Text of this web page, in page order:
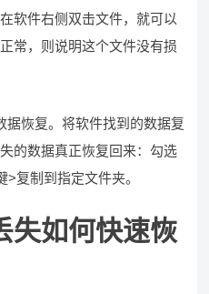
软件右侧双击文件，就可以
常，则说明这个文件没有损
据恢复。将软件找到的数据复
的数据真正恢复回来：勾选
复制到指定文件夹。
失如何快速恢